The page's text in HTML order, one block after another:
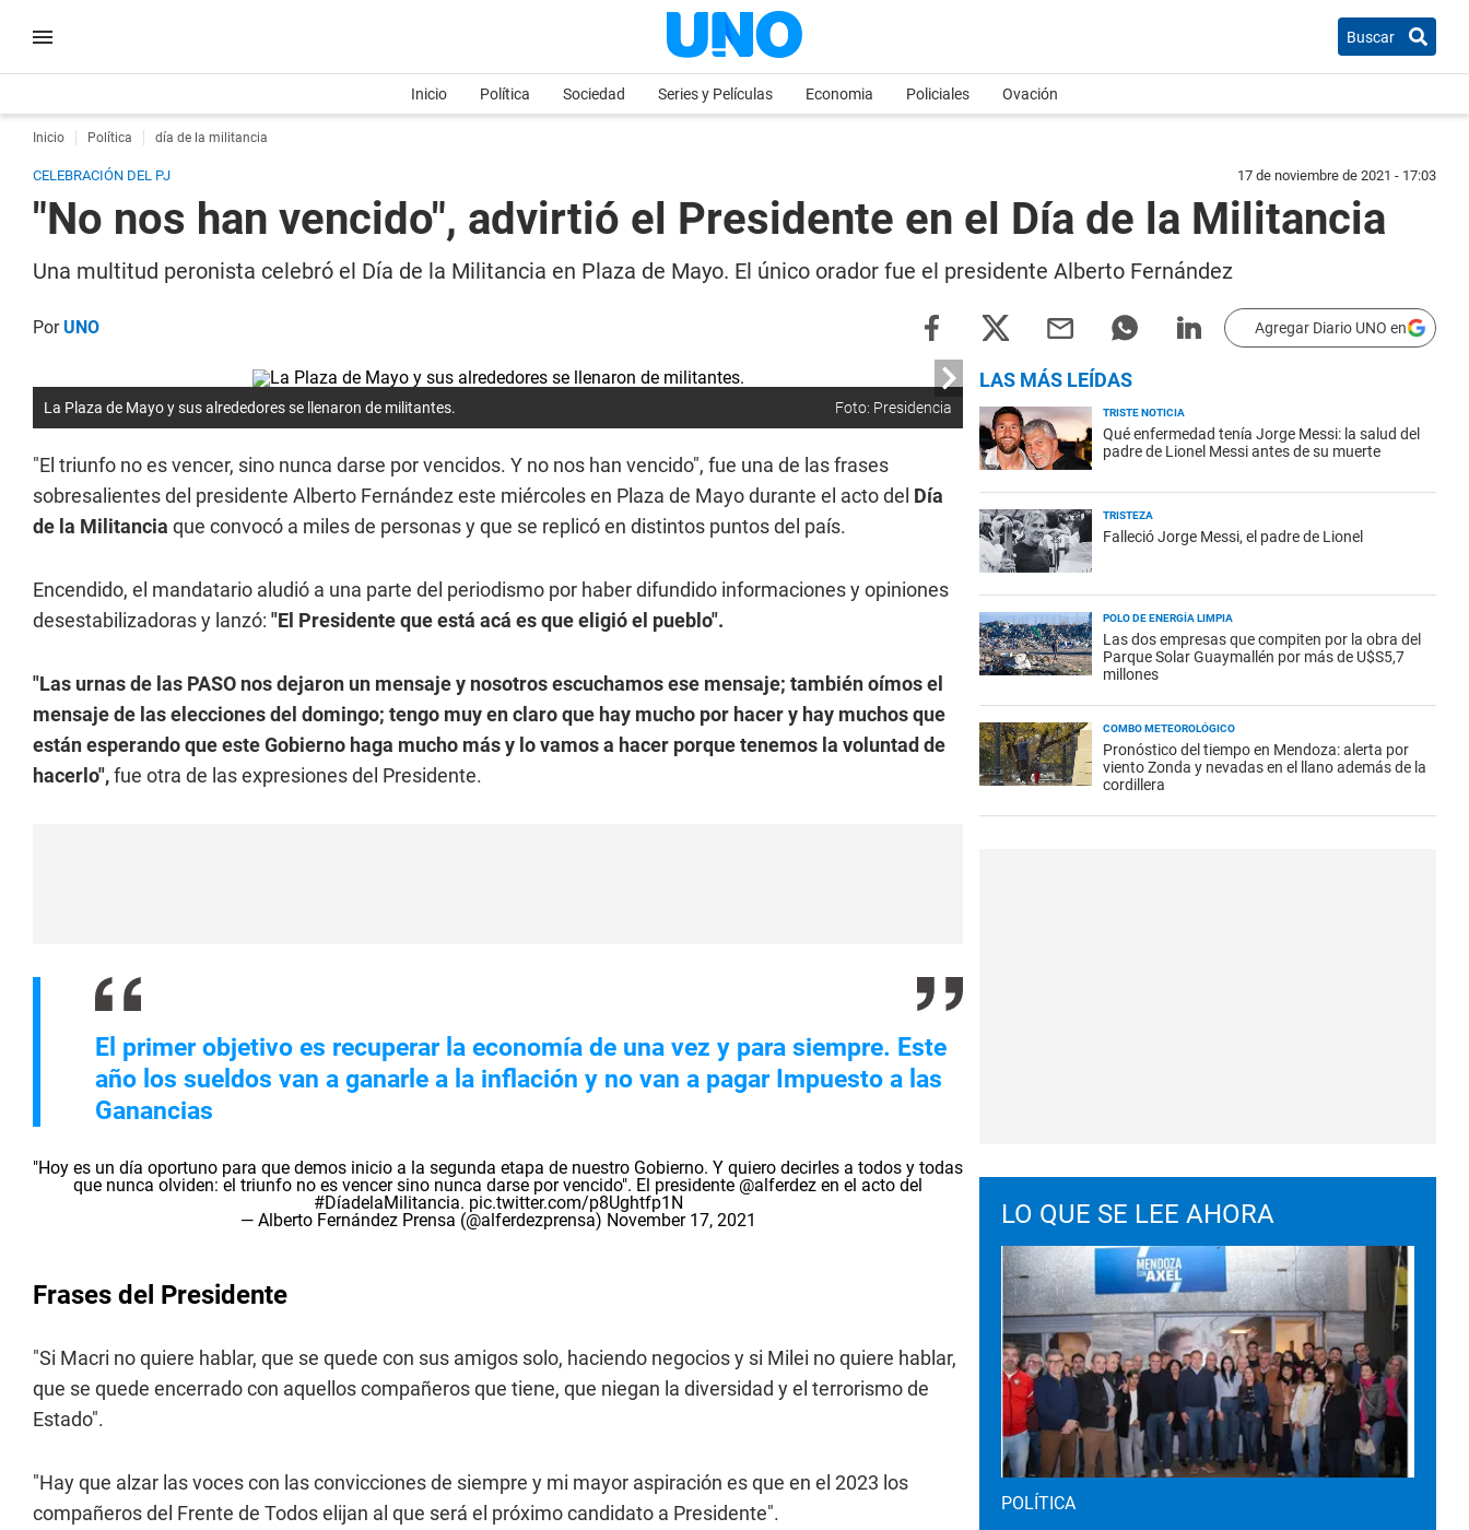
Buscar
Inicio Política Sociedad Series y Películas Economia Policiales Ovación
Inicio Política día de la militancia
CELEBRACIÓN DEL PJ 17 de noviembre de 2021 - 17:03
"No nos han vencido", advirtió el Presidente en el Día de la Militancia
Una multitud peronista celebró el Día de la Militancia en Plaza de Mayo. El único orador fue el presidente Alberto Fernández
PorUNO Agregar Diario UNO en
La Plaza de Mayo y sus alrededores se llenaron de militantes. Foto: Presidencia
"El triunfo no es vencer, sino nunca darse por vencidos. Y no nos han vencido", fue una de las frases
sobresalientes del presidente Alberto Fernández este miércoles en Plaza de Mayo durante el acto del Día
de la Militancia que convocó a miles de personas y que se replicó en distintos puntos del país.
Encendido, el mandatario aludió a una parte del periodismo por haber difundido informaciones y opiniones
desestabilizadoras y lanzó: "El Presidente que está acá es que eligió el pueblo".
"Las urnas de las PASO nos dejaron un mensaje y nosotros escuchamos ese mensaje; también oímos el
mensaje de las elecciones del domingo; tengo muy en claro que hay mucho por hacer y hay muchos que
están esperando que este Gobierno haga mucho más y lo vamos a hacer porque tenemos la voluntad de
hacerlo",fue otra de las expresiones del Presidente.
El primer objetivo es recuperar la economía de una vez y para siempre. Este
año los sueldos van a ganarle a la inflación y no van a pagar Impuesto a las
Ganancias
"Hoy es un día oportuno para que demos inicio a la segunda etapa de nuestro Gobierno. Y quiero decirles a todos y todas
que nunca olviden: el triunfo no es vencer sino nunca darse por vencido". El presidente @alferdez en el acto del
#DíadelaMilitancia. pic.twitter.com/p8Ughtfp1N
— Alberto Fernández Prensa (@alferdezprensa) November 17, 2021
Frases del Presidente
"Si Macri no quiere hablar, que se quede con sus amigos solo, haciendo negocios y si Milei no quiere hablar,
que se quede encerrado con aquellos compañeros que tiene, que niegan la diversidad y el terrorismo de
Estado".
"Hay que alzar las voces con las convicciones de siempre y mi mayor aspiración es que en el 2023 los
compañeros del Frente de Todos elijan al que será el próximo candidato a Presidente".
LAS MÁS LEÍDAS
TRISTE NOTICIA
Qué enfermedad tenía Jorge Messi: la salud del
padre de Lionel Messi antes de su muerte
TRISTEZA
Falleció Jorge Messi, el padre de Lionel
POLO DE ENERGÍA LIMPIA
Las dos empresas que compiten por la obra del
Parque Solar Guaymallén por más de U$S5,7
millones
COMBO METEOROLÓGICO
Pronóstico del tiempo en Mendoza: alerta por
viento Zonda y nevadas en el llano además de la
cordillera
LO QUE SE LEE AHORA
POLÍTICA